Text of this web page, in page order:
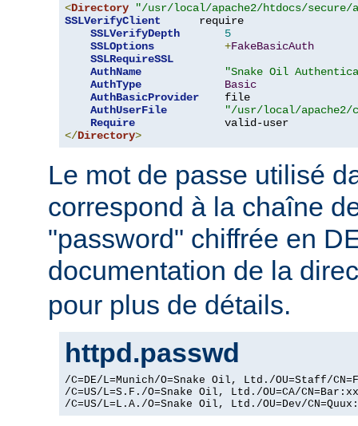
<Directory
"/usr/local/apache2/htdocs/secure/
SSLVerifyClient
      require
SSLVerifyDepth
5
SSLOptions
+FakeBasicAuth
SSLRequireSSL
AuthName
"Snake Oil
AuthType
Basic
AuthBasicProvider
    file
AuthUserFile
"/usr/local/apache2/
Require
</Directory>
Le mot de passe utilisé
correspond à la chaîne
"password" chiffrée en
documentation de la
pour plus de détails.
httpd.passwd
/C=DE/L=Munich/O=Snake Oil, Ltd./OU=Staff/
/C=US/L=S.F./O=Snake Oil, Ltd./OU=CA/
/C=US/L=L.A./O=Snake Oil, Ltd./OU=Dev/